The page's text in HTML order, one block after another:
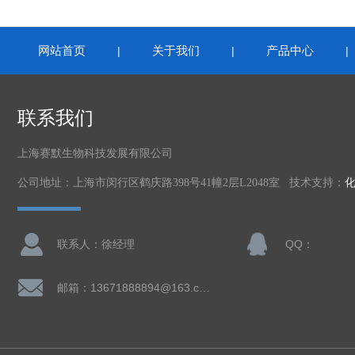
网站首页 | 关于我们 | 产品中心 |
联系我们
上海赛默生物科技发展有限公司
公司地址：上海市闵行区鹤庆路398号41幢2层L2048室 技术支持：
联系人：徐经理 QQ：